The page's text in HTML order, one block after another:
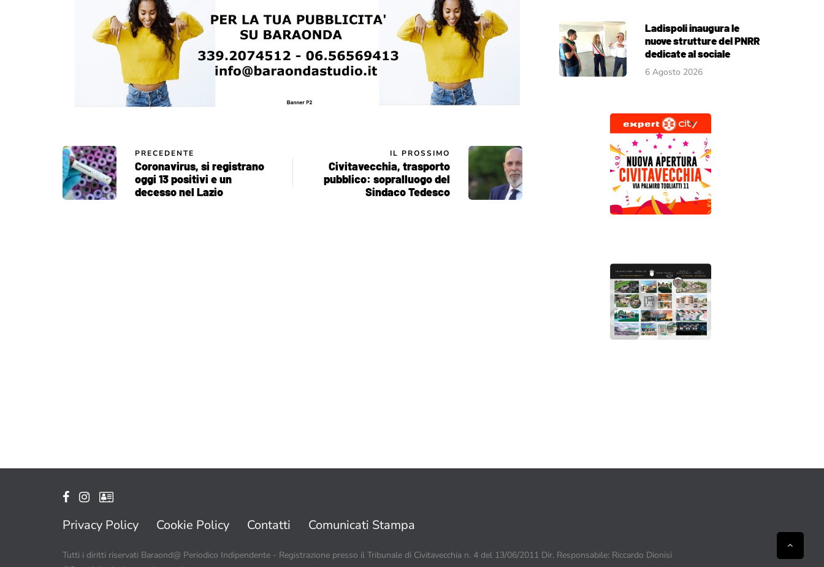
PRECEDENTE
Coronavirus, si registrano
oggi 13 positivi e un
decesso nel Lazio
IL PROSSIMO
Civitavecchia, trasporto
pubblico: sopralluogo del
Sindaco Tedesco
Ladispoli inaugura le
nuove strutture del PNRR
dedicate al sociale
6 Agosto 2026
Privacy Policy Cookie Policy Contatti Comunicati Stampa
Tutti i diritti riservati Baraond@ Periodico Indipendente - Registrazione presso il Tribunale di Civitavecchia n. 4 del 13/06/2011 Dir. Responsabile: Riccardo Dionisi